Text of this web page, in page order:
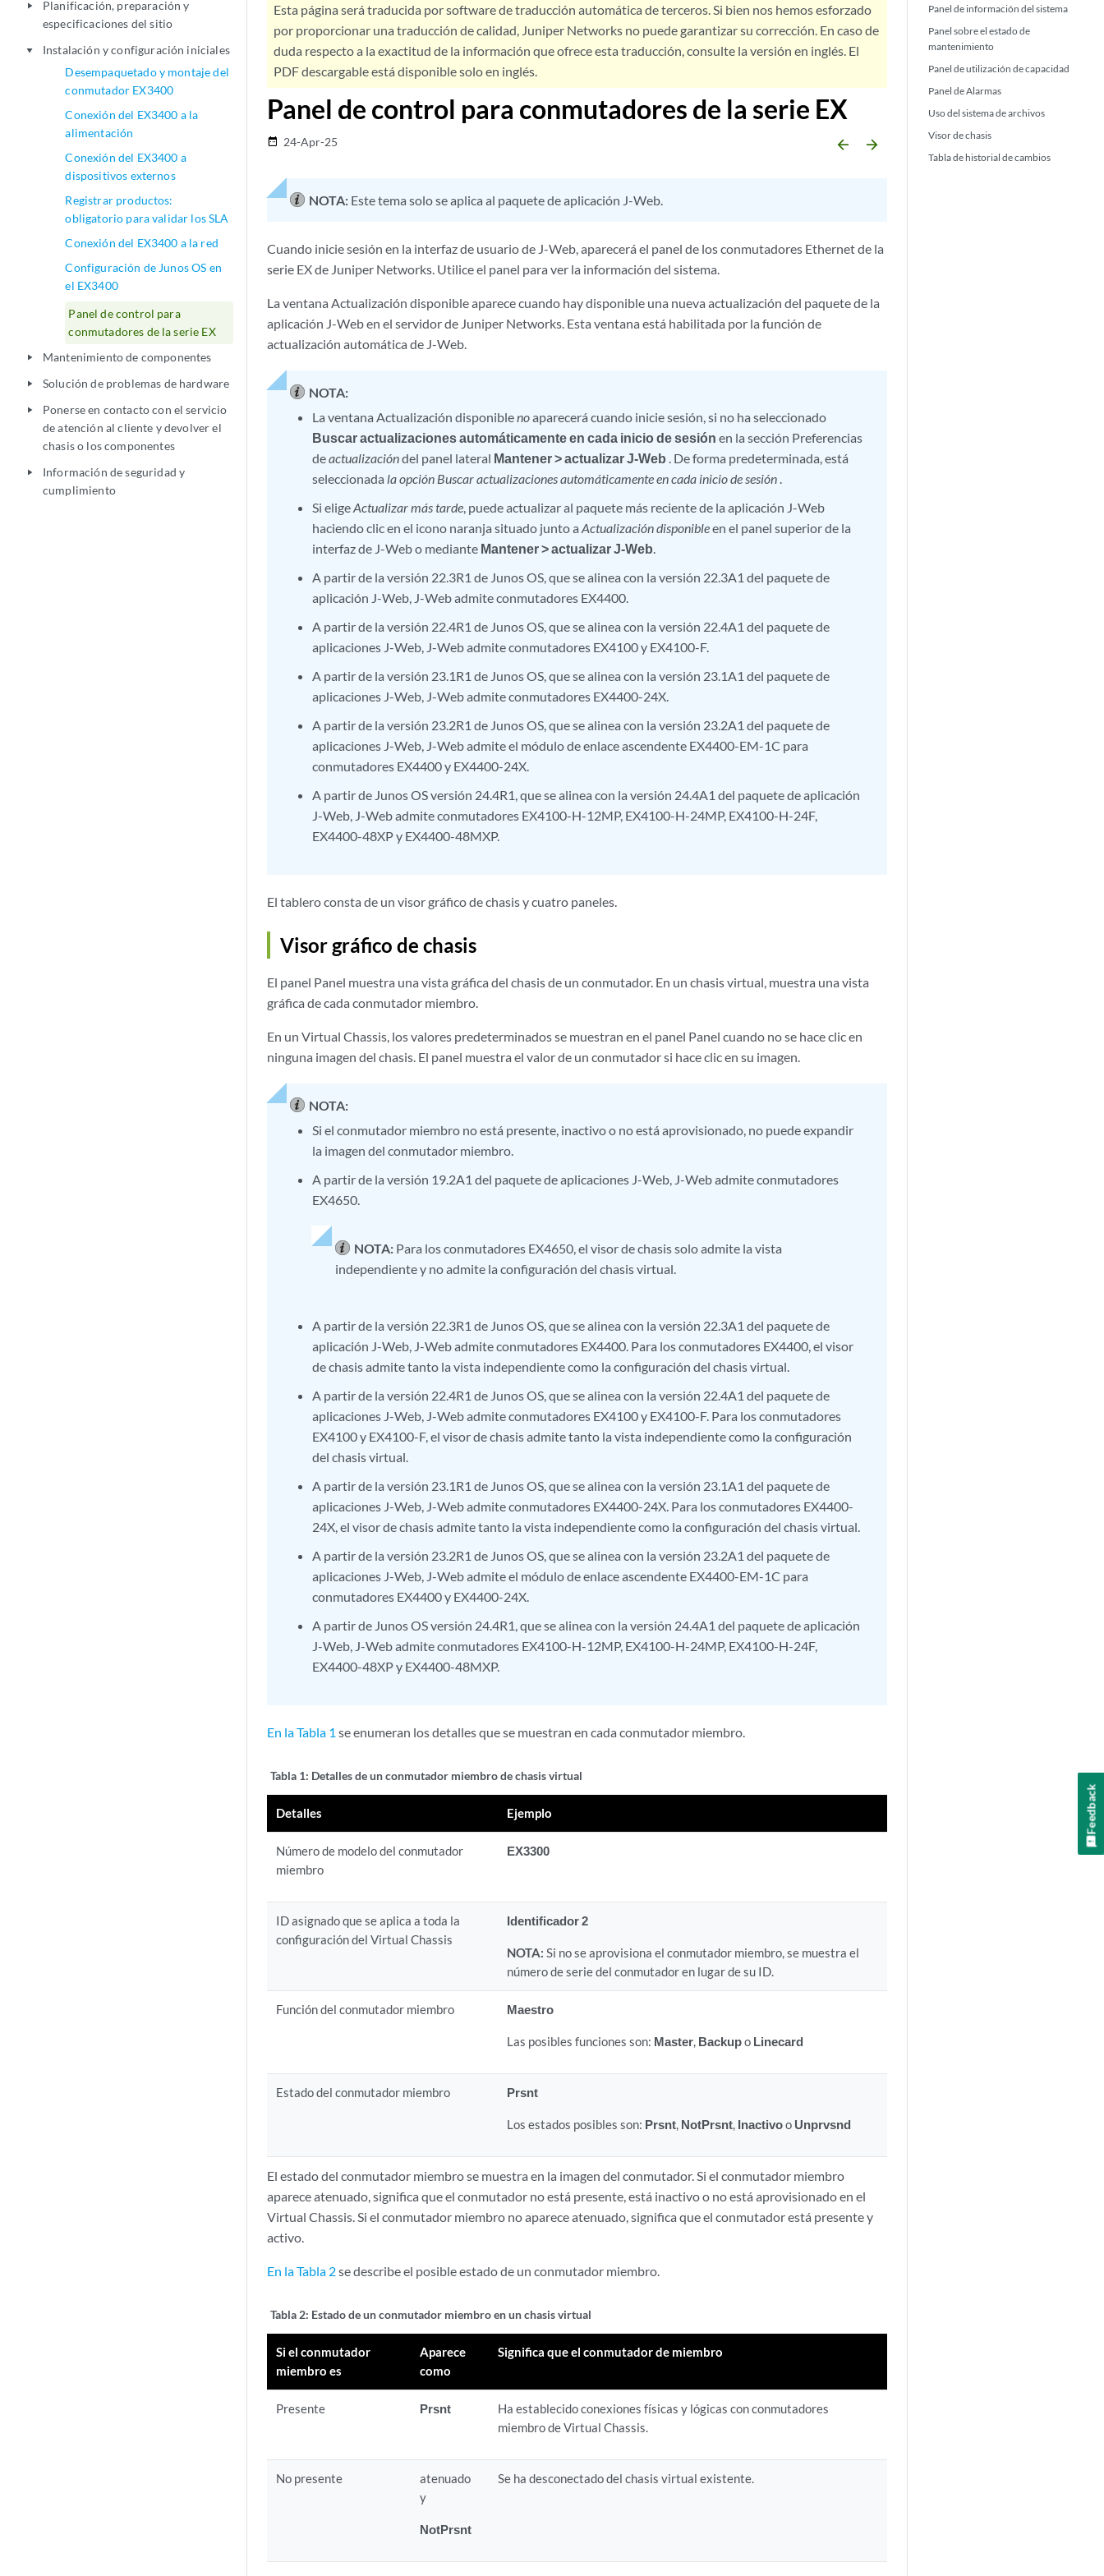
play_arrow
Planificación, preparación y
especificaciones del sitio
play_arrow
Instalación y configuración iniciales
Desempaquetado y montaje del
conmutador EX3400
Conexión del EX3400 a la
alimentación
Conexión del EX3400 a
dispositivos externos
Registrar productos:
obligatorio para validar los SLA
Conexión del EX3400 a la red
Configuración de Junos OS en
el EX3400
Panel de control para
conmutadores de la serie EX
play_arrow Mantenimiento de componentes
play_arrow Solución de problemas de hardware
play_arrow
Ponerse en contacto con el servicio
de atención al cliente y devolver el
chasis o los componentes
play_arrow
Información de seguridad y
cumplimiento
Panel de información del sistema
Panel sobre el estado de
mantenimiento
Panel de utilización de capacidad
Panel de Alarmas
Uso del sistema de archivos
Visor de chasis
Tabla de historial de cambios
Esta página será traducida por software de traducción automática de terceros. Si bien nos hemos esforzado
por proporcionar una traducción de calidad, Juniper Networks no puede garantizar su corrección. En caso de
duda respecto a la exactitud de la información que ofrece esta traducción, consulte la versión en inglés. El
PDF descargable está disponible solo en inglés.
Panel de control para conmutadores de la serie EX
date_range 24-Apr-25 arrow_backward arrow_forward
NOTA: Este tema solo se aplica al paquete de aplicación J-Web.
Cuando inicie sesión en la interfaz de usuario de J-Web, aparecerá el panel de los conmutadores Ethernet de la
serie EX de Juniper Networks. Utilice el panel para ver la información del sistema.
La ventana Actualización disponible aparece cuando hay disponible una nueva actualización del paquete de la
aplicación J-Web en el servidor de Juniper Networks. Esta ventana está habilitada por la función de
actualización automática de J-Web.
NOTA:
La ventana Actualización disponiblenoaparecerá cuando inicie sesión, si no ha seleccionado
Buscar actualizaciones automáticamente en cada inicio de sesión en la sección Preferencias
deactualizacióndel panel lateral Mantener > actualizar J-Web . De forma predeterminada, está
seleccionada la opción Buscar actualizaciones automáticamente en cada inicio de sesión .
Si eligeActualizar más tarde, puede actualizar al paquete más reciente de la aplicación J-Web
haciendo clic en el icono naranja situado junto aActualización disponibleen el panel superior de la
interfaz de J-Web o mediante Mantener > actualizar J-Web.
A partir de la versión 22.3R1 de Junos OS, que se alinea con la versión 22.3A1 del paquete de
aplicación J-Web, J-Web admite conmutadores EX4400.
A partir de la versión 22.4R1 de Junos OS, que se alinea con la versión 22.4A1 del paquete de
aplicaciones J-Web, J-Web admite conmutadores EX4100 y EX4100-F.
A partir de la versión 23.1R1 de Junos OS, que se alinea con la versión 23.1A1 del paquete de
aplicaciones J-Web, J-Web admite conmutadores EX4400-24X.
A partir de la versión 23.2R1 de Junos OS, que se alinea con la versión 23.2A1 del paquete de
aplicaciones J-Web, J-Web admite el módulo de enlace ascendente EX4400-EM-1C para
conmutadores EX4400 y EX4400-24X.
A partir de Junos OS versión 24.4R1, que se alinea con la versión 24.4A1 del paquete de aplicación
J-Web, J-Web admite conmutadores EX4100-H-12MP, EX4100-H-24MP, EX4100-H-24F,
EX4400-48XP y EX4400-48MXP.
El tablero consta de un visor gráfico de chasis y cuatro paneles.
Visor gráfico de chasis
El panel Panel muestra una vista gráfica del chasis de un conmutador. En un chasis virtual, muestra una vista
gráfica de cada conmutador miembro.
En un Virtual Chassis, los valores predeterminados se muestran en el panel Panel cuando no se hace clic en
ninguna imagen del chasis. El panel muestra el valor de un conmutador si hace clic en su imagen.
NOTA:
Si el conmutador miembro no está presente, inactivo o no está aprovisionado, no puede expandir
la imagen del conmutador miembro.
A partir de la versión 19.2A1 del paquete de aplicaciones J-Web, J-Web admite conmutadores
EX4650.
NOTA: Para los conmutadores EX4650, el visor de chasis solo admite la vista
independiente y no admite la configuración del chasis virtual.
A partir de la versión 22.3R1 de Junos OS, que se alinea con la versión 22.3A1 del paquete de
aplicación J-Web, J-Web admite conmutadores EX4400. Para los conmutadores EX4400, el visor
de chasis admite tanto la vista independiente como la configuración del chasis virtual.
A partir de la versión 22.4R1 de Junos OS, que se alinea con la versión 22.4A1 del paquete de
aplicaciones J-Web, J-Web admite conmutadores EX4100 y EX4100-F. Para los conmutadores
EX4100 y EX4100-F, el visor de chasis admite tanto la vista independiente como la configuración
del chasis virtual.
A partir de la versión 23.1R1 de Junos OS, que se alinea con la versión 23.1A1 del paquete de
aplicaciones J-Web, J-Web admite conmutadores EX4400-24X. Para los conmutadores EX4400-
24X, el visor de chasis admite tanto la vista independiente como la configuración del chasis virtual.
A partir de la versión 23.2R1 de Junos OS, que se alinea con la versión 23.2A1 del paquete de
aplicaciones J-Web, J-Web admite el módulo de enlace ascendente EX4400-EM-1C para
conmutadores EX4400 y EX4400-24X.
A partir de Junos OS versión 24.4R1, que se alinea con la versión 24.4A1 del paquete de aplicación
J-Web, J-Web admite conmutadores EX4100-H-12MP, EX4100-H-24MP, EX4100-H-24F,
EX4400-48XP y EX4400-48MXP.
En la Tabla 1 se enumeran los detalles que se muestran en cada conmutador miembro.
Tabla 1: Detalles de un conmutador miembro de chasis virtual
Detalles Ejemplo
Número de modelo del conmutador
miembro
EX3300
ID asignado que se aplica a toda la
configuración del Virtual Chassis
Identificador 2
NOTA: Si no se aprovisiona el conmutador miembro, se muestra el
número de serie del conmutador en lugar de su ID.
Función del conmutador miembro Maestro
Las posibles funciones son: Master, Backupo Linecard
Estado del conmutador miembro Prsnt
Los estados posibles son: Prsnt, NotPrsnt, Inactivoo Unprvsnd
El estado del conmutador miembro se muestra en la imagen del conmutador. Si el conmutador miembro
aparece atenuado, significa que el conmutador no está presente, está inactivo o no está aprovisionado en el
Virtual Chassis. Si el conmutador miembro no aparece atenuado, significa que el conmutador está presente y
activo.
En la Tabla 2se describe el posible estado de un conmutador miembro.
Tabla 2: Estado de un conmutador miembro en un chasis virtual
Si el conmutador
miembro es
Aparece
como
Significa que el conmutador de miembro
Presente Prsnt
Ha establecido conexiones físicas y lógicas con conmutadores
miembro de Virtual Chassis.
No presente
atenuado
y
NotPrsnt
Se ha desconectado del chasis virtual existente.
Feedback